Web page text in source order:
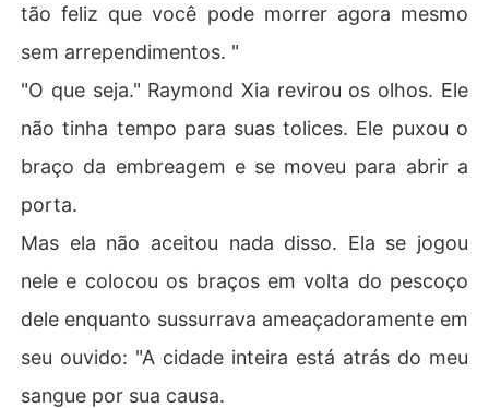
tão feliz que você pode morrer agora mesmo
sem arrependimentos. "
"O que seja." Raymond Xia revirou os olhos. Ele
não tinha tempo para suas tolices. Ele puxou o
braço da embreagem e se moveu para abrir a
porta.
Mas ela não aceitou nada disso. Ela se jogou
nele e colocou os braços em volta do pescoço
dele enquanto sussurrava ameaçadoramente em
seu ouvido: "A cidade inteira está atrás do meu
sangue por sua causa.